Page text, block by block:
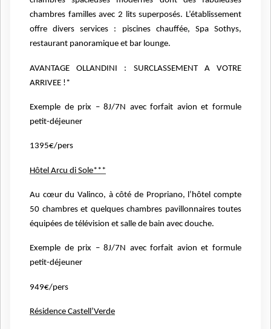
chambres familles avec 2 litssuperposés. L’établissement
offre divers services : piscines chauffée, Spa Sothys,
restaurant panoramique et bar lounge.
AVANTAGE OLLANDINI : SURCLASSEMENT A VOTRE
ARRIVEE !*
Exemple de prix – 8J/7N avec forfait avion et formule
petit-déjeuner
1395€/pers
Hôtel Arcu di Sole***
Au cœur du Valinco, à côté de Propriano, l’hôtel compte
50 chambres et quelques chambres pavillonnaires toutes
équipées de télévision et salle de bain avec douche.
Exemple de prix – 8J/7N avec forfait avion et formule
petit-déjeuner
949€/pers
Résidence Castell’Verde